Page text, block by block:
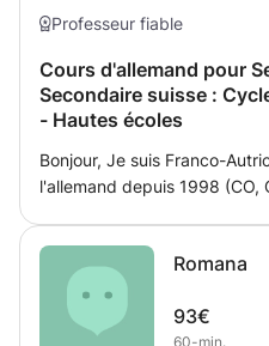
Professeur fiable
Cours d'allemand pour
Secondaire suisse :
- Hautes écoles
Bonjour, Je suis Franco-
l'allemand depuis 1998 (CO,
d'un Master 2 d'allemand et
Langue étrangère. Je vous
pour des élèves vivant dans
Romana
93€
60-min.